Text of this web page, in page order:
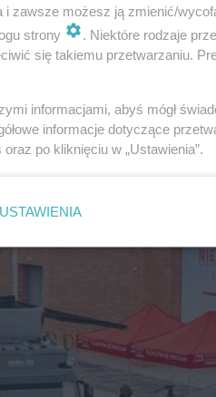
i zawsze możesz ją zmienić/
strony
. Niektóre rodzaje
się takiemu przetwarzaniu.
informacjami, abyś mógł
informacje dotyczące
oraz po kliknięciu w „Ustawienia”.
USTAWIENIA